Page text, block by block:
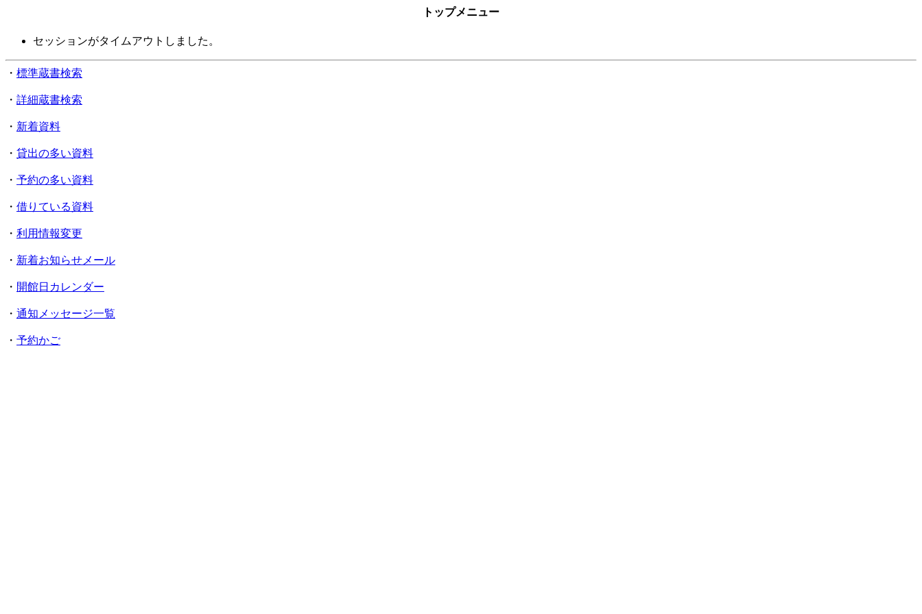
トップメニュー
セッションがタイムアウトしました。
・ 標準蔵書検索
・ 詳細蔵書検索
・ 新着資料
・ 貸出の多い資料
・ 予約の多い資料
・ 借りている資料
・ 利用情報変更
・ 新着お知らせメール
・ 開館日カレンダー
・ 通知メッセージ一覧
・ 予約かご